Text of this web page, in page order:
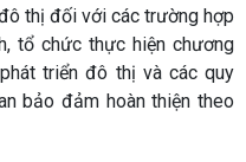
thị đối với các trường hợp
tổ chức thực hiện chương
triển đô thị và các quy
bảo đảm hoàn thiện theo